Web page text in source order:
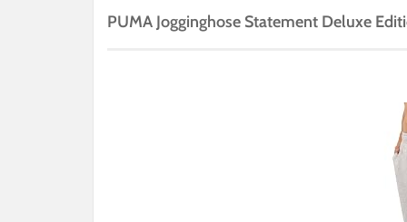
PUMA Jogginghose Statement Deluxe